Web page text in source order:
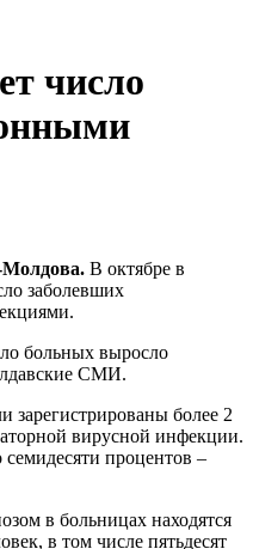
число
В октябре в
заболевших
больных выросло
СМИ.
более 2
вирусной инфекции.
процентов –
в больницах находятся
в том числе пятьдесят